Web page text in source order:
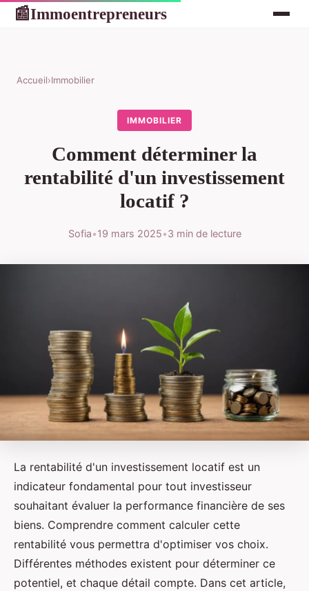
📰Immoentrepreneurs
Accueil›Immobilier
IMMOBILIER
Comment déterminer la
rentabilité d'un investissement
locatif ?
Sofia•19 mars 2025•3 min de lecture
La rentabilité d'un investissement locatif est un
indicateur fondamental pour tout investisseur
souhaitant évaluer la performance financière de ses
biens. Comprendre comment calculer cette
rentabilité vous permettra d'optimiser vos choix.
Différentes méthodes existent pour déterminer ce
potentiel, et chaque détail compte. Dans cet article,